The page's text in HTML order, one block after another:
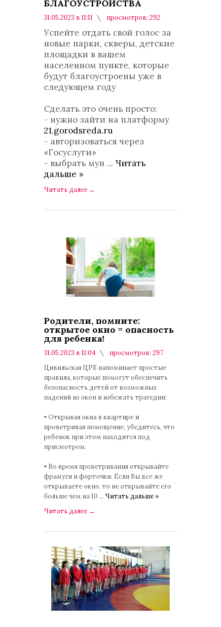
БЛАГОУСТРОЙСТВА
31.05.2023 в 11:11
просмотров: 292
Успейте отдать свой голос за
новые парки, скверы, детские
площадки в вашем
населенном пункте, которые
будут благоустроены уже в
следующем году
Сделать это очень просто:
- нужно зайти на платформу
21.gorodsreda.ru
- авторизоваться через
«Госуслуги»
- выбрать мун ... Читать
дальше »
Читать далее →
Родители, помните:
открытое окно = опасность
для ребенка!
31.05.2023 в 11:04
просмотров: 297
Цивильская ЦРБ напоминает простые
правила, которые помогут обеспечить
безопасность детей от возможных
падений из окон и избежать трагедии:
• Открывая окна в квартире и
проветривая помещение, убедитесь, что
ребенок при этом находится под
присмотром.
• Во время проветривания открывайте
фрамуги и форточки. Если Вы все же
открываете окно, то не открывайте его
больше чем на 10 ... Читать дальше »
Читать далее →